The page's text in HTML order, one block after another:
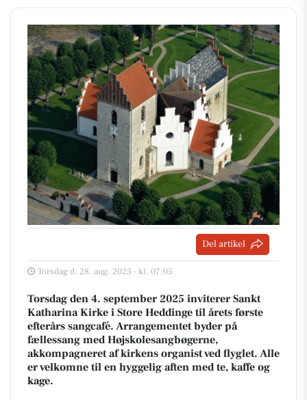
Del artikel
Torsdag d. 28. aug. 2025 - kl. 07:05
Torsdag den 4. september 2025 inviterer Sankt
Katharina Kirke i Store Heddinge til årets første
efterårs sangcafé. Arrangementet byder på
fællessang med Højskolesangbøgerne,
akkompagneret af kirkens organist ved flyglet. Alle
er velkomne til en hyggelig aften med te, kaffe og
kage.